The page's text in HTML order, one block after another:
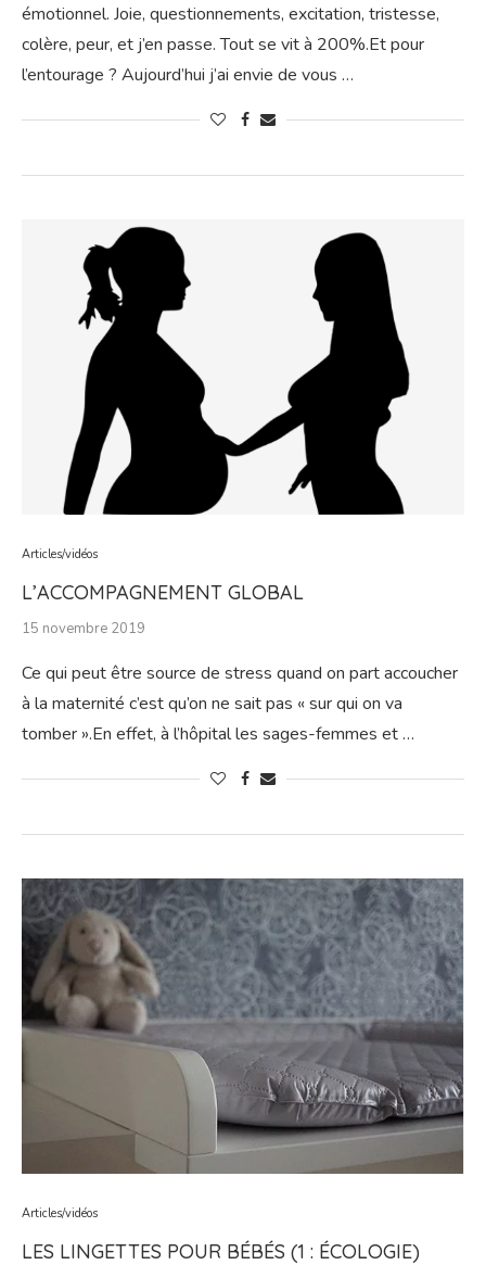
émotionnel. Joie, questionnements, excitation, tristesse,
colère, peur, et j’en passe. Tout se vit à 200%.Et pour
l’entourage ? Aujourd’hui j’ai envie de vous …
Articles/vidéos
L’ACCOMPAGNEMENT GLOBAL
15 novembre 2019
Ce qui peut être source de stress quand on part accoucher
à la maternité c’est qu’on ne sait pas « sur qui on va
tomber ».En effet, à l’hôpital les sages-femmes et …
Articles/vidéos
LES LINGETTES POUR BÉBÉS (1 : ÉCOLOGIE)